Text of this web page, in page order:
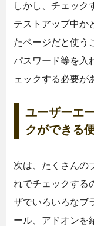
しかし、チェック
テストアップ中か
たページだと使う
パスワード等を入
ェックする必要が
ユーザーエ
クができる
次は、たくさんの
れでチェックする
ザでいろいろなブ
ール、アドオンを